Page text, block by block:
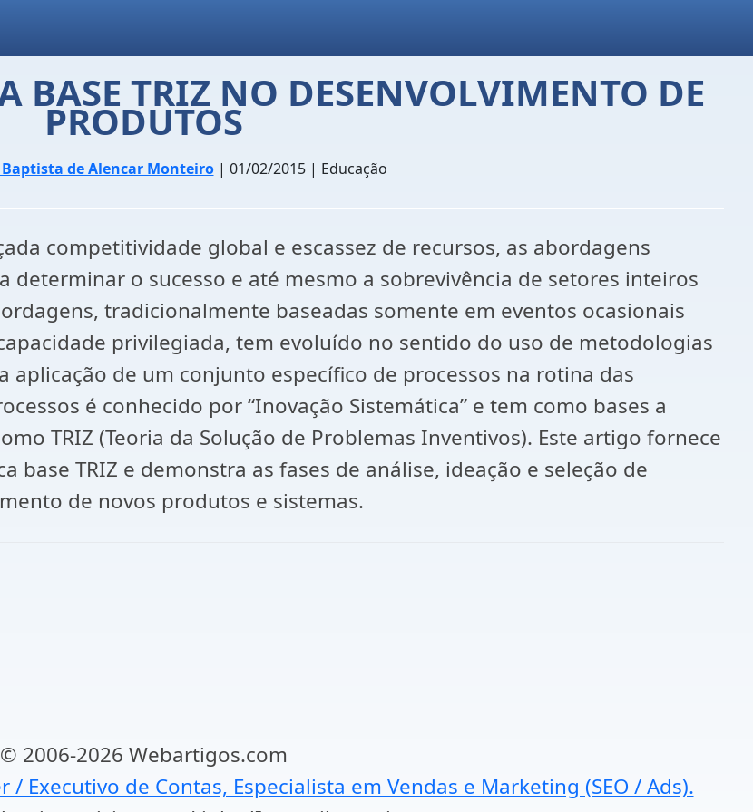
BASE TRIZ NO DESENVOLVIMENTO DE
PRODUTOS
Baptista de Alencar Monteiro| 01/02/2015 | Educação
competitividade global e escassez de recursos, as abordagens
o sucesso e até mesmo a sobrevivência de setores inteiros
tradicionalmente baseadas somente em eventos ocasionais
privilegiada, tem evoluído no sentido do uso de metodologias
de um conjunto específico de processos na rotina das
é conhecido por “Inovação Sistemática” e tem como bases a
TRIZ (Teoria da Solução de Problemas Inventivos). Este artigo fornece
base TRIZ e demonstra as fases de análise, ideação e seleção de
de novos produtos e sistemas.
© 2006-2026 Webartigos.com
/ Executivo de Contas, Especialista em Vendas e Marketing (SEO / Ads).